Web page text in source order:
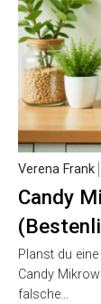
Candy
Verena Frank
Planst du
Candy
falsche…